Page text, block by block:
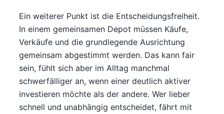
Ein weiterer Punkt ist die Entscheidungsfreiheit.
In einem gemeinsamen Depot müssen Käufe,
Verkäufe und die grundlegende Ausrichtung
gemeinsam abgestimmt werden. Das kann fair
sein, fühlt sich aber im Alltag manchmal
schwerfälliger an, wenn einer deutlich aktiver
investieren möchte als der andere. Wer lieber
schnell und unabhängig entscheidet, fährt mit